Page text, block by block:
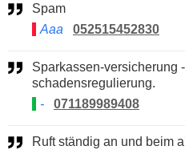
Spam
Aaa
052515452830
Sparkassen-versicherung - kein spam sondern
schadensregulierung.
-
071189989408
Ruft ständig an und beim